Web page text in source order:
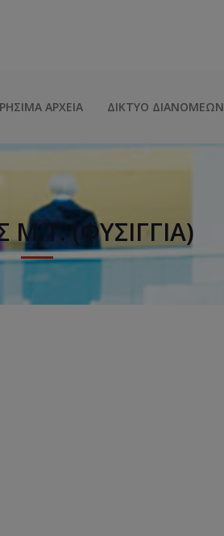
ΑΡΧΕΊΑ ΔΊΚΤΥΟ ΔΙΑΝΟΜΈΩΝ
Μ.Τ. (ΦΥΣΊΓΓΙΑ)